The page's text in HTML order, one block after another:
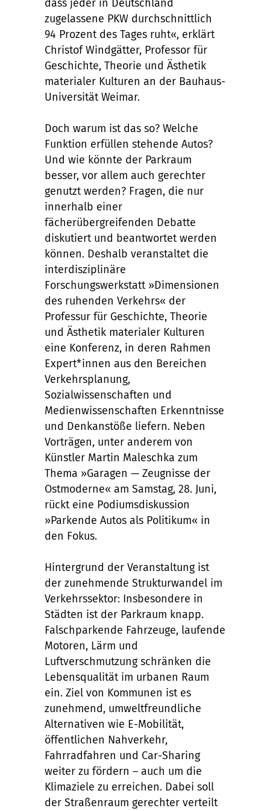
dass jeder in Deutschland
zugelassene PKW durchschnittlich
94 Prozent des Tages ruht«, erklärt
Christof Windgätter, Professor für
Geschichte, Theorie und Ästhetik
materialer Kulturen an der Bauhaus-
Universität Weimar.
Doch warum ist das so? Welche
Funktion erfüllen stehende Autos?
Und wie könnte der Parkraum
besser, vor allem auch gerechter
genutzt werden? Fragen, die nur
innerhalb einer
fächerübergreifenden Debatte
diskutiert und beantwortet werden
können. Deshalb veranstaltet die
interdisziplinäre
Forschungswerkstatt »Dimensionen
des ruhenden Verkehrs« der
Professur für Geschichte, Theorie
und Ästhetik materialer Kulturen
eine Konferenz, in deren Rahmen
Expert*innen aus den Bereichen
Verkehrsplanung,
Sozialwissenschaften und
Medienwissenschaften Erkenntnisse
und Denkanstöße liefern. Neben
Vorträgen, unter anderem von
Künstler Martin Maleschka zum
Thema »Garagen — Zeugnisse der
Ostmoderne« am Samstag, 28. Juni,
rückt eine Podiumsdiskussion
»Parkende Autos als Politikum« in
den Fokus.
Hintergrund der Veranstaltung ist
der zunehmende Strukturwandel im
Verkehrssektor: Insbesondere in
Städten ist der Parkraum knapp.
Falschparkende Fahrzeuge, laufende
Motoren, Lärm und
Luftverschmutzung schränken die
Lebensqualität im urbanen Raum
ein. Ziel von Kommunen ist es
zunehmend, umweltfreundliche
Alternativen wie E-Mobilität,
öffentlichen Nahverkehr,
Fahrradfahren und Car-Sharing
weiter zu fördern – auch um die
Klimaziele zu erreichen. Dabei soll
der Straßenraum gerechter verteilt